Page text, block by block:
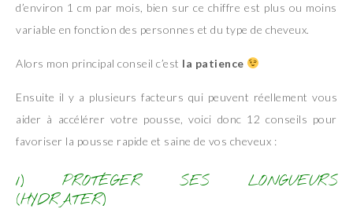
d’environ 1 cm par mois, bien sur ce chiffre est plus ou moins
variable en fonction des personnes et du type de cheveux.
Alors mon principal conseil c’est la patience
Ensuite il y a plusieurs facteurs qui peuvent réellement vous
aider à accélérer votre pousse, voici donc 12 conseils pour
favoriser la pousse rapide et saine de vos cheveux :
1) PROTÉGER SES LONGUEURS
(HYDRATER)